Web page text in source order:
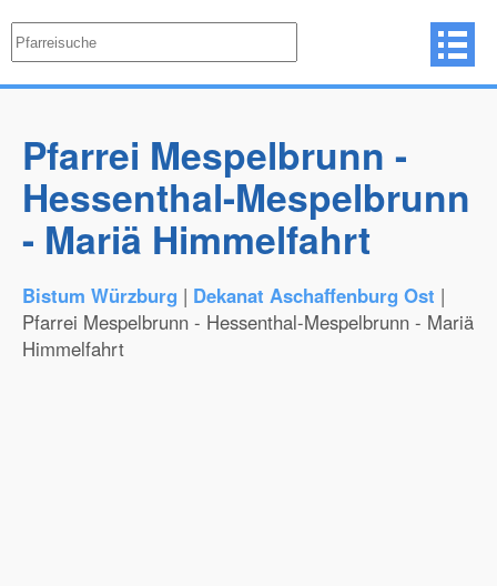
Pfarrei Mespelbrunn -
Hessenthal-Mespelbrunn
- Mariä Himmelfahrt
Bistum Würzburg | Dekanat Aschaffenburg Ost |
Pfarrei Mespelbrunn - Hessenthal-Mespelbrunn - Mariä
Himmelfahrt